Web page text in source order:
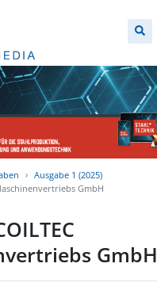
Ausgabe 1 (2025)
GmbH
GmbH